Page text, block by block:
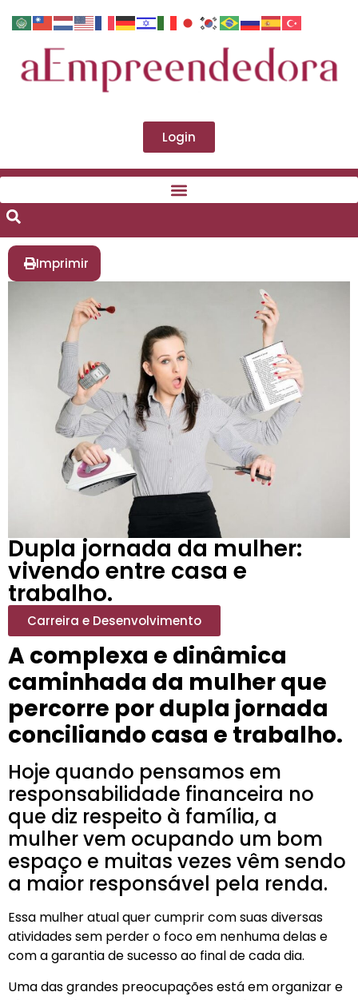
Login
Imprimir
Dupla jornada da mulher:
vivendo entre casa e
trabalho.
Carreira e Desenvolvimento
A complexa e dinâmica
caminhada da mulher que
percorre por dupla jornada
conciliando casa e trabalho.
Hoje quando pensamos em
responsabilidade financeira no
que diz respeito à família, a
mulher vem ocupando um bom
espaço e muitas vezes vêm sendo
a maior responsável pela renda.
Essa mulher atual quer cumprir com suas diversas
atividades sem perder o foco em nenhuma delas e
com a garantia de sucesso ao final de cada dia.
Uma das grandes preocupações está em organizar e